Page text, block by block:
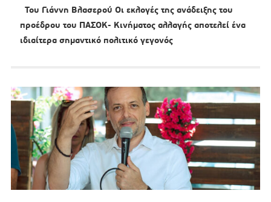
Του Γιάννη Βλασερού Οι εκλογές της ανάδειξης του
προέδρου του ΠΑΣΟΚ- Κινήματος αλλαγής αποτελεί ένα
ιδιαίτερα σημαντικό πολιτικό γεγονός